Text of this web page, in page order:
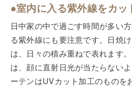
●室内に入る紫外線をカッ
日中家の中で過ごす時間が多い
る紫外線にも要注意です。日焼
は、日々の積み重ねで表れます
は、顔に直射日光が当たらない
ーテンはUVカット加工のものを